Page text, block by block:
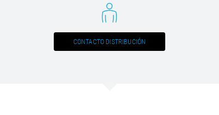
CONTACTO DISTRIBUCIÓN